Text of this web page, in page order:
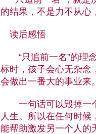
的结果，不是力不从心
读后感悟
“只追前一名”的理念
标时，孩子会心无杂念
会做出一番大的事业来。
一句话可以毁掉一个
人生。所以在任何时
能帮助激发另一个人的